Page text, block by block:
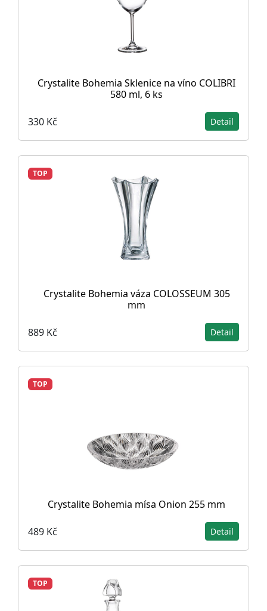
Crystalite Bohemia Sklenice na víno COLIBRI
580 ml, 6 ks
330 Kč Detail
TOP
Crystalite Bohemia váza COLOSSEUM 305
mm
889 Kč Detail
TOP
Crystalite Bohemia mísa Onion 255 mm
489 Kč Detail
TOP